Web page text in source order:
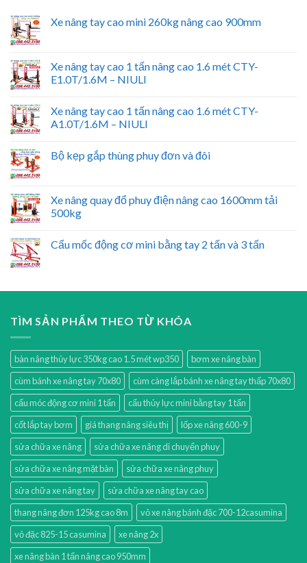
Xe nâng tay cao mini 260kg nâng cao 900mm
Xe nâng tay cao 1 tấn nâng cao 1.6 mét CTY-
E1.0T/1.6M – NIULI
Xe nâng tay cao 1 tấn nâng cao 1.6 mét CTY-
A1.0T/1.6M – NIULI
Bộ kẹp gắp thùng phuy đơn và đôi
Xe nâng quay đổ phuy điện nâng cao 1600mm tải
500kg
Cẩu mốc động cơ mini bằng tay 2 tấn và 3 tấn
TÌM SẢN PHẨM THEO TỪ KHÓA
bàn nâng thủy lực 350kg cao 1.5 mét wp350
bơm xe nâng bàn
cùm bánh xe nâng tay 70x80
cùm càng lắp bánh xe nâng tay thấp 70x80
cẩu móc động cơ mini 1 tấn
cẩu thủy lực mini bằng tay 1 tấn
cốt lắp tay bơm
giá thang nâng siêu thị
lốp xe nâng 600-9
sửa chữa xe nâng
sửa chữa xe nâng di chuyển phuy
sửa chữa xe nâng mặt bàn
sửa chữa xe nâng phuy
sửa chữa xe nâng tay
sửa chữa xe nâng tay cao
thang nâng đơn 125kg cao 8m
vỏ xe nâng bánh đặc 700-12casumina
vỏ đặc 825-15 casumina
xe nâng 2x
xe nâng bàn 1 tấn nâng cao 950mm